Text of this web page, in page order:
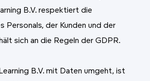
B.V. respektiert die
Personals, der Kunden und der
sich an die Regeln der GDPR.
B.V. mit Daten umgeht, ist